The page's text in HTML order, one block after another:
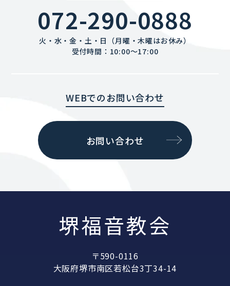
072-290-0888
火・水・金・土・日（月曜・木曜はお休み）
受付時間：10:00〜17:00
WEBでのお問い合わせ
お問い合わせ
堺福音教会
〒590-0116
大阪府堺市南区若松台3丁34-14